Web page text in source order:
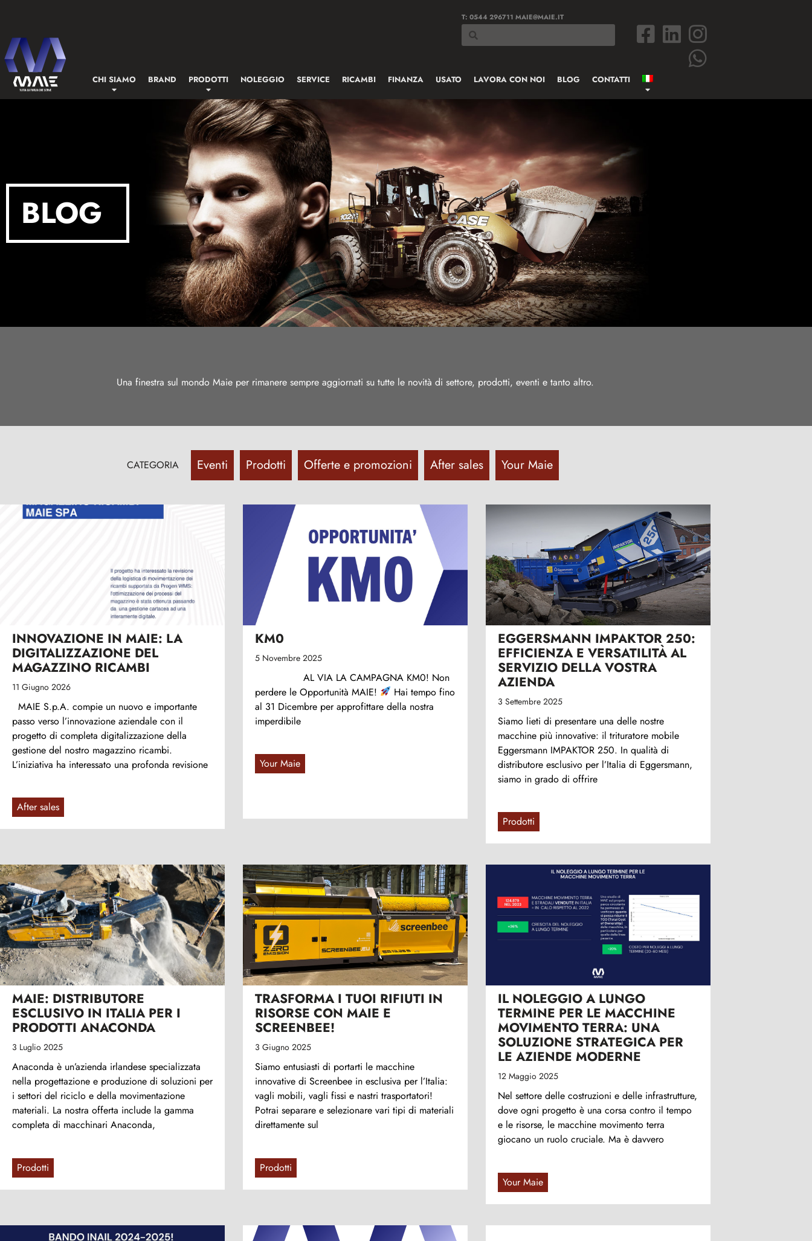
T:0544 296711 MAIE@MAIE.IT
CHI SIAMO BRAND PRODOTTI NOLEGGIO SERVICE RICAMBI FINANZA USATO LAVORA CON NOI BLOG CONTATTI
BLOG
Una finestra sul mondo Maie per rimanere sempre aggiornati su tutte le novità di settore, prodotti, eventi e tanto altro.
CATEGORIA Eventi Prodotti Offerte e promozioni After sales Your Maie
INNOVAZIONE IN MAIE: LA
DIGITALIZZAZIONE DEL
MAGAZZINO RICAMBI
11 Giugno 2026
MAIE S.p.A. compie un nuovo e importante
passo verso l’innovazione aziendale con il
progetto di completa digitalizzazione della
gestione del nostro magazzino ricambi.
L’iniziativa ha interessato una profonda revisione
After sales
KM0
5 Novembre 2025
AL VIA LA CAMPAGNA KM0! Non
perdere le Opportunità MAIE!
Hai tempo fino
al 31 Dicembre per approfittare della nostra
imperdibile
Your Maie
EGGERSMANN IMPAKTOR 250:
EFFICIENZA E VERSATILITÀ AL
SERVIZIO DELLA VOSTRA
AZIENDA
3 Settembre 2025
Siamo lieti di presentare una delle nostre
macchine più innovative: il trituratore mobile
Eggersmann IMPAKTOR 250. In qualità di
distributore esclusivo per l’Italia di Eggersmann,
siamo in grado di offrire
Prodotti
MAIE: DISTRIBUTORE
ESCLUSIVO IN ITALIA PER I
PRODOTTI ANACONDA
3 Luglio 2025
Anaconda è un’azienda irlandese specializzata
nella progettazione e produzione di soluzioni per
i settori del riciclo e della movimentazione
materiali. La nostra offerta include la gamma
completa di macchinari Anaconda,
Prodotti
TRASFORMA I TUOI RIFIUTI IN
RISORSE CON MAIE E
SCREENBEE!
3 Giugno 2025
Siamo entusiasti di portarti le macchine
innovative di Screenbee in esclusiva per l’Italia:
vagli mobili, vagli fissi e nastri trasportatori!
Potrai separare e selezionare vari tipi di materiali
direttamente sul
Prodotti
IL NOLEGGIO A LUNGO
TERMINE PER LE MACCHINE
MOVIMENTO TERRA: UNA
SOLUZIONE STRATEGICA PER
LE AZIENDE MODERNE
12 Maggio 2025
Nel settore delle costruzioni e delle infrastrutture,
dove ogni progetto è una corsa contro il tempo
e le risorse, le macchine movimento terra
giocano un ruolo cruciale. Ma è davvero
Your Maie